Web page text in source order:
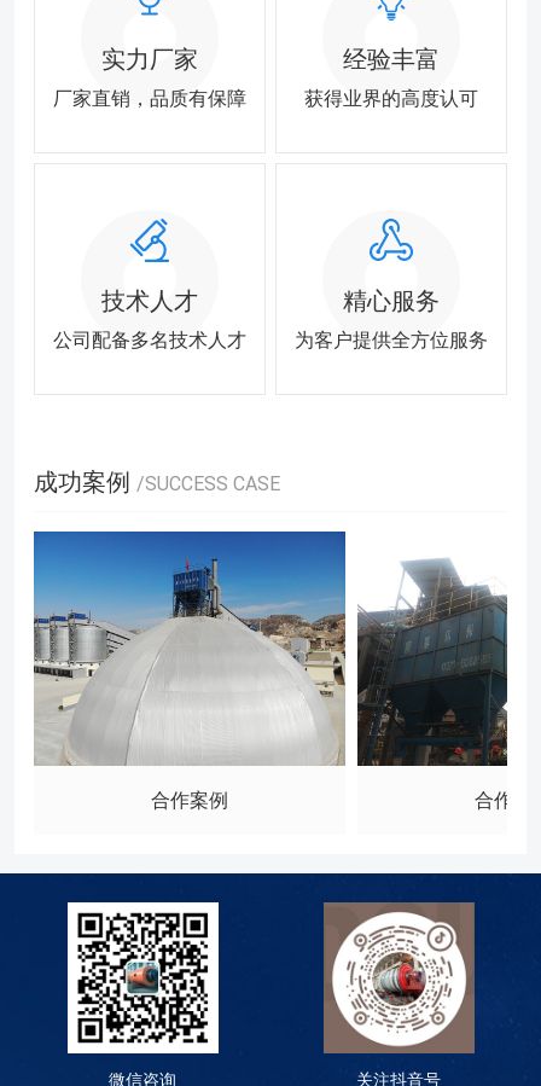
实力厂家
厂家直销，品质有保障
经验丰富
获得业界的高度认可
技术人才
公司配备多名技术人才
精心服务
为客户提供全方位服务
成功案例 /SUCCESS CASE
合作案例 合作案
微信咨询 关注抖音号